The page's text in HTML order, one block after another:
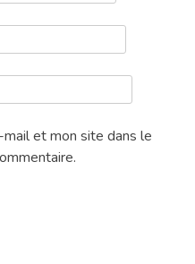
et mon site dans le